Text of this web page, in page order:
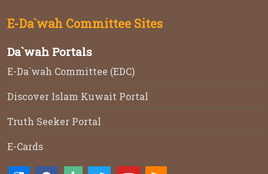
E-Da`wah Committee Sites
Da`wah Portals
E-Da`wah Committee (EDC)
Discover Islam Kuwait Portal
Truth Seeker Portal
E-Cards